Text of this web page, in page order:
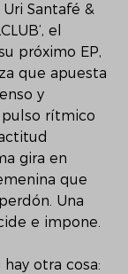
Santafé &
el
próximo EP,
que apuesta
y
rítmico
gira en
que
Una
e impone.
otra cosa: